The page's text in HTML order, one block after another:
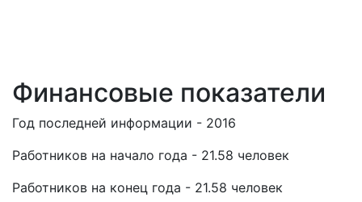
Финансовые показатели
Год последней информации - 2016
Работников на начало года - 21.58 человек
Работников на конец года - 21.58 человек